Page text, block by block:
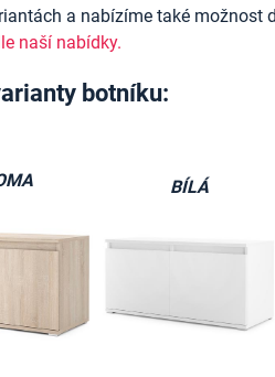
a nabízíme také možnost
naší nabídky.
botníku:
BÍLÁ